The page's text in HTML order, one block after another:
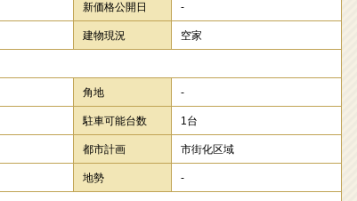
新価格公開日 -
建物現況 空家
角地 -
駐車可能台数 1台
都市計画 市街化区域
地勢 -